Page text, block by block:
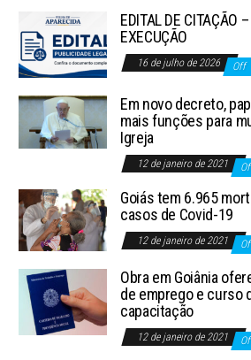
EDITAL DE CITAÇÃO
EXECUÇÃO
16 de julho de 2026 Off
Em novo decreto,
mais funções para
Igreja
12 de janeiro de 2021
Goiás tem 6.965
casos de Covid-19
12 de janeiro de 2021
Obra em Goiânia
de emprego e curso
capacitação
12 de janeiro de 2021